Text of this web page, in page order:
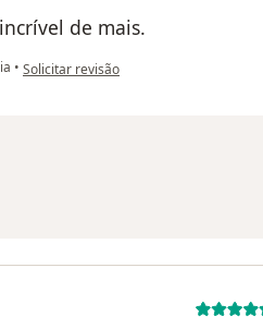
de mais.
• na opinião do utilizador Denize
Solicitar revisão